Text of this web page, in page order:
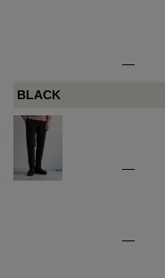
—
BLACK
—
—